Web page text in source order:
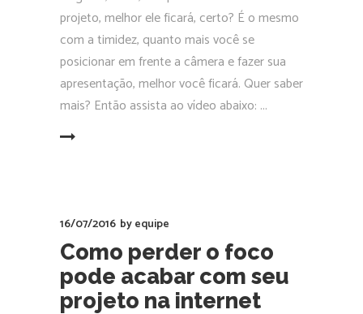
projeto, melhor ele ficará, certo? É o mesmo
com a timidez, quanto mais você se
posicionar em frente a câmera e fazer sua
apresentação, melhor você ficará. Quer saber
mais? Então assista ao vídeo abaixo:
16/07/2016 byequipe
Como perder o foco
pode acabar com seu
projeto na internet